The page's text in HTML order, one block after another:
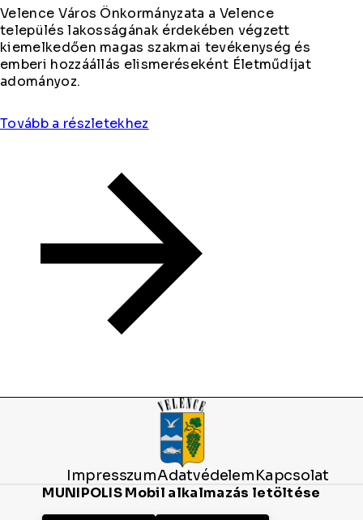
Velence Város Önkormányzata a Velence
település lakosságának érdekében végzett
kiemelkedően magas szakmai tevékenység és
emberi hozzáállás elismeréseként Életműdíjat
adományoz.
Tovább a részletekhez
ImpresszumAdatvédelemKapcsolat
MUNIPOLIS Mobil alkalmazás letöltése